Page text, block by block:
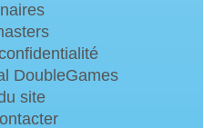
DoubleGames
site